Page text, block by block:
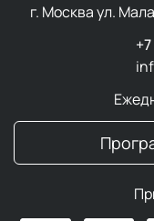
г. Москва ул.